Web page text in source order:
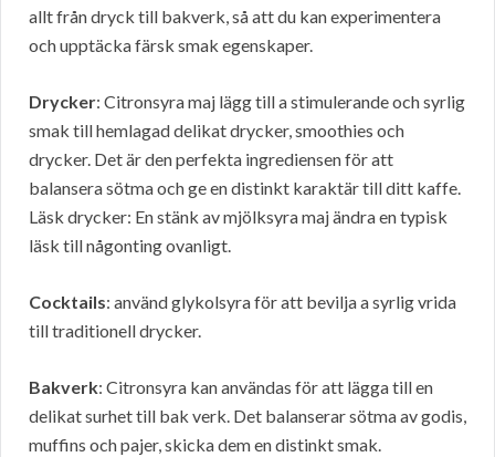
allt från dryck till bakverk, så att du kan experimentera
och upptäcka färsk smak egenskaper.
Drycker: Citronsyra maj lägg till a stimulerande och syrlig
smak till hemlagad delikat drycker, smoothies och
drycker. Det är den perfekta ingrediensen för att
balansera sötma och ge en distinkt karaktär till ditt kaffe.
Läsk drycker: En stänk av mjölksyra maj ändra en typisk
läsk till någonting ovanligt.
Cocktails: använd glykolsyra för att bevilja a syrlig vrida
till traditionell drycker.
Bakverk: Citronsyra kan användas för att lägga till en
delikat surhet till bak verk. Det balanserar sötma av godis,
muffins och pajer, skicka dem en distinkt smak.